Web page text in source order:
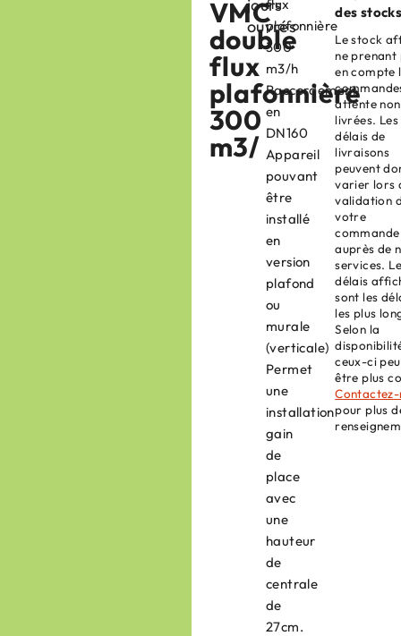
VMC
double
flux
plafonnière
300
m3/
jours
ouvrés
flux
plafonnière
300
m3/h
Raccordement
en
DN160
Appareil
pouvant
être
installé
en
version
plafond
ou
murale
(verticale)
Permet
une
installation
gain
de
place
avec
une
hauteur
de
centrale
de
27cm.
des
Le stock
ne prenant
en compte
attente non
livrées. Les
délais de
livraisons
peuvent
varier lors
validation
votre
commande
auprès de
services.
délais
sont les
les plus
Selon la
ceux-ci
être plus
Contactez-
pour plus